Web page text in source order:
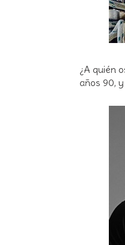
¿A quién
años 90,